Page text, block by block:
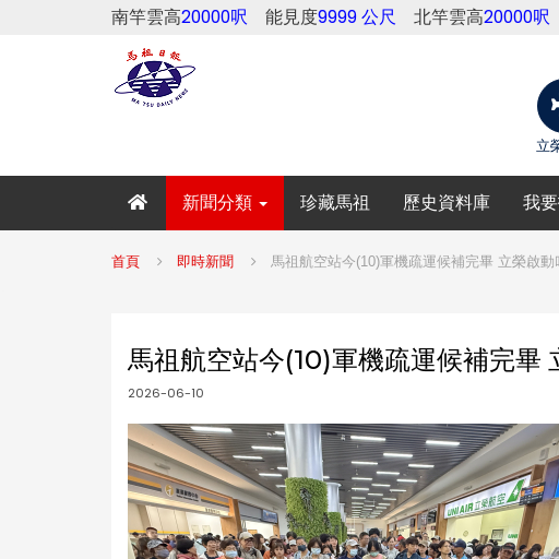
南竿雲高20000呎 能見度9999 公尺 北竿雲高20000呎
立
新聞分類 珍藏馬祖 歷史資料庫 我
首頁 即時新聞 馬祖航空站今(10)軍機疏運候補完畢 立榮啟動
馬祖航空站今(10)軍機疏運候補完畢
2026-06-10